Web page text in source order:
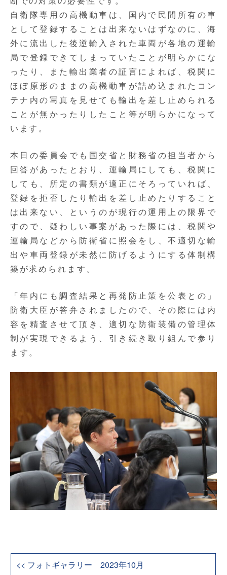
自衛隊専用の高機動車は、国内で民間所有の車
として登録することは出来ないはずなのに、海
外に流出した後逆輸入された車両が各地の運輸
局で登録できてしまっていたことが明らかにな
ったり、また輸出業者の証言によれば、税関に
ほぼ原形のままの高機動車が詰め込まれたコン
テナ内の写真を見せても輸出を差し止められる
ことが無かったりしたこと等が明らかになって
います。
本日の委員会でも国交省と財務省の担当者から
回答があったとおり、運輸局にしても、税関に
しても、所定の書類が適正にそろっていれば、
登録を拒否したり輸出を差し止めたりすること
は出来ない、というのが現行の運用上の限界で
すので、疑わしい事案があった際には、税関や
運輸局などから防衛省に照会をし、不適切な輸
出や車両登録が未然に防げるようにする体制構
築が求められます。
「年内にも調査結果と再発防止策を公表との」
防衛大臣が答弁されましたので、その際には内
容を精査させて頂き、適切な防衛装備の管理体
制が実現できるよう、引き続き取り組んで参り
ます。
<< フォトギャラリー 2023年10月